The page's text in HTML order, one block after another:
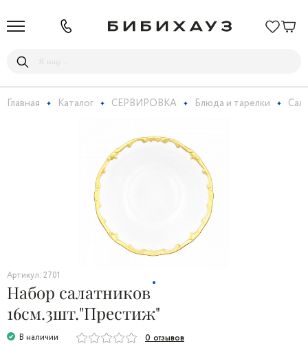
Главная Каталог СЕРВИРОВКА Блюда и тарелки
Артикул: 2701
Набор салатников
16см.3шт."Престиж"
В наличии 0 отзывов